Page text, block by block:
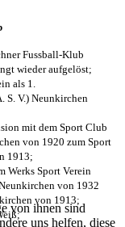
von ihnen sind
uns helfen, diese
Fussball-Klub
wieder aufgelöst;
als 1.
S. V.) Neunkirchen
mit dem Sport Club
von 1920 zum Sport
1913;
Werks Sport Verein
von 1932
von 1913;